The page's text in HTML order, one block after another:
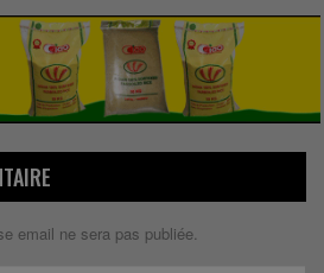
email ne sera pas publiée.